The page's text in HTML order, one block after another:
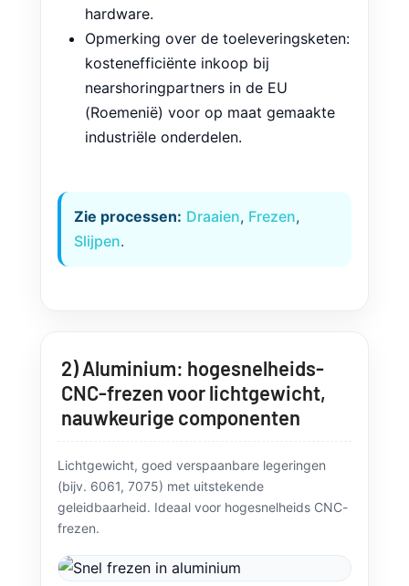
hardware.
Opmerking over de toeleveringsketen:
kostenefficiënte inkoop bij
nearshoringpartners in de EU
(Roemenië) voor op maat gemaakte
industriële onderdelen.
Zie processen: Draaien, Frezen,
Slijpen.
2) Aluminium: hogesnelheids-
CNC-frezen voor lichtgewicht,
nauwkeurige componenten
Lichtgewicht, goed verspaanbare legeringen
(bijv. 6061, 7075) met uitstekende
geleidbaarheid. Ideaal voor hogesnelheids CNC-
frezen.